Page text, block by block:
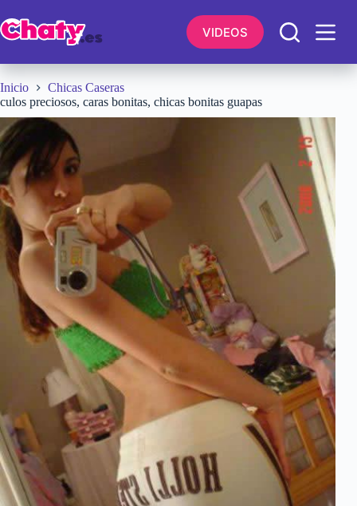
al
contenido
VIDEOS
Inicio
Chicas Caseras
culos preciosos, caras bonitas, chicas bonitas guapas